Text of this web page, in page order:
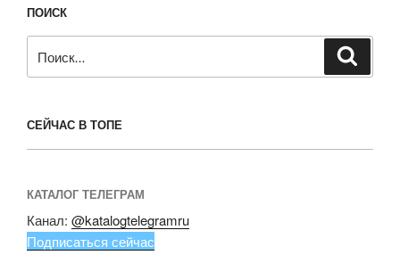
ПОИСК
СЕЙЧАС В ТОПЕ
КАТАЛОГ ТЕЛЕГРАМ
Канал: @katalogtelegramru
Подписаться сейчас